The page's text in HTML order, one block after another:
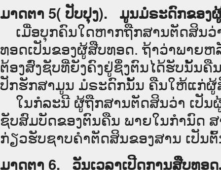
ມາດຕາ 5( ປັບປຸງ). ມູນມໍຣະດົກຂອງ
ເມື່ອບຸກຄົນໃດຫາກຖືກສານຕັດສິນ
ທອດເປັນຂອງຜູ້ສືບທອດ. ຖ້າວ່າພາຍ
ຕ້ອງສົ່ງຊັບທີ່ຍັງຄົງຢູ່ຊຶ່ງຕົນໄດ້ຮັບນັ້ນຄື
ປັກຮັກສາມູນ ມໍຣະດົກນັ້ນ ຄືນໃຫ້ແກ່ຜູ້
ໃນກໍລະນີ ຜູ້ຖືກສານຕັດສິນວ່າ ເປັນ
ຊັບສົມບັດຂອງຕົນຄືນ ພາຍໃນກຳນົດ
ກ່ຽວຮັບຊາບຄຳຕັດສິນຂອງສານ ເປັນ
ມາດຕາ 6. ວັນເວລາເປີດການສືບທອ